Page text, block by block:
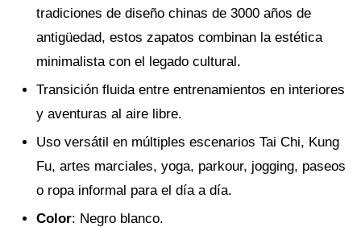
tradiciones de diseño chinas de 3000 años de
antigüedad, estos zapatos combinan la estética
minimalista con el legado cultural.
Transición fluida entre entrenamientos en interiores
y aventuras al aire libre.
Uso versátil en múltiples escenarios Tai Chi, Kung
Fu, artes marciales, yoga, parkour, jogging, paseos
o ropa informal para el día a día.
Color: Negro blanco.